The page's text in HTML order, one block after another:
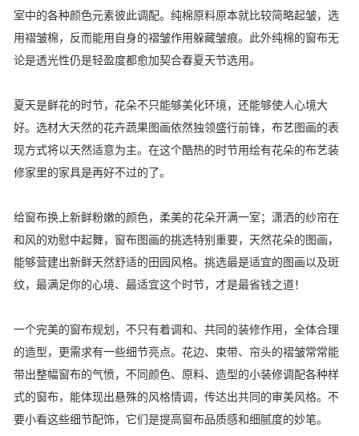
室中的各种颜色元素彼此调配。纯棉原料原本就比较简略起皱，选
用褶皱棉，反而能用自身的褶皱作用躲藏皱痕。此外纯棉的窗布无
论是透光性仍是轻盈度都愈加契合春夏天节选用。
夏天是鲜花的时节，花朵不只能够美化环境，还能够使人心境大
好。选材大天然的花卉蔬果图画依然独领盛行前锋，布艺图画的表
现方式将以天然适意为主。在这个酷热的时节用绘有花朵的布艺装
修家里的家具是再好不过的了。
给窗布换上新鲜粉嫩的颜色，柔美的花朵开满一室；潇洒的纱帘在
和风的劝慰中起舞，窗布图画的挑选特别重要，天然花朵的图画，
能够营建出新鲜天然舒适的田园风格。挑选最是适宜的图画以及斑
纹，最满足你的心境、最适宜这个时节，才是最省钱之道！
一个完美的窗布规划，不只有着调和、共同的装修作用，全体合理
的造型，更需求有一些细节亮点。花边、束带、帘头的褶皱常常能
带出整幅窗布的气愤，不同颜色、原料、造型的小装修调配各种样
式的窗布，能体现出悬殊的风格情调，传达出共同的审美风格。不
要小看这些细节配饰，它们是提高窗布品质感和细腻度的妙笔。